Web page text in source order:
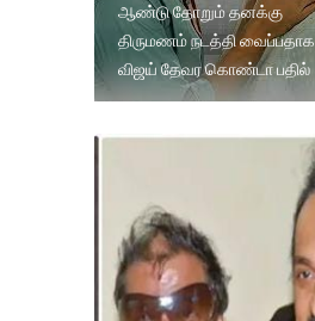
ஆண்டு தோறும் தனக்கு
திருமணம் நடத்தி வைப்பதாக
விஜய் தேவர கொண்டா பதில்